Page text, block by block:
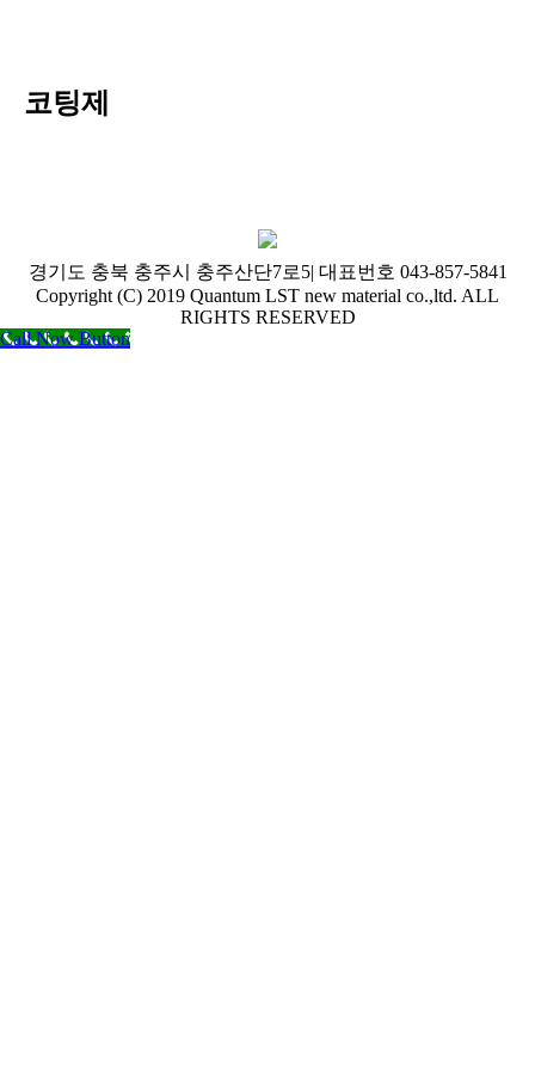
코팅제
경기도 충북 충주시 충주산단7로5| 대표번호 043-857-5841
Copyright (C) 2019 Quantum LST new material co.,ltd. ALL
RIGHTS RESERVED
Call Now Button